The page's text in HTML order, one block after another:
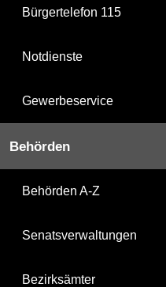
Bürgertelefon 115
Notdienste
Gewerbeservice
Behörden
Behörden A-Z
Senatsverwaltungen
Bezirksämter